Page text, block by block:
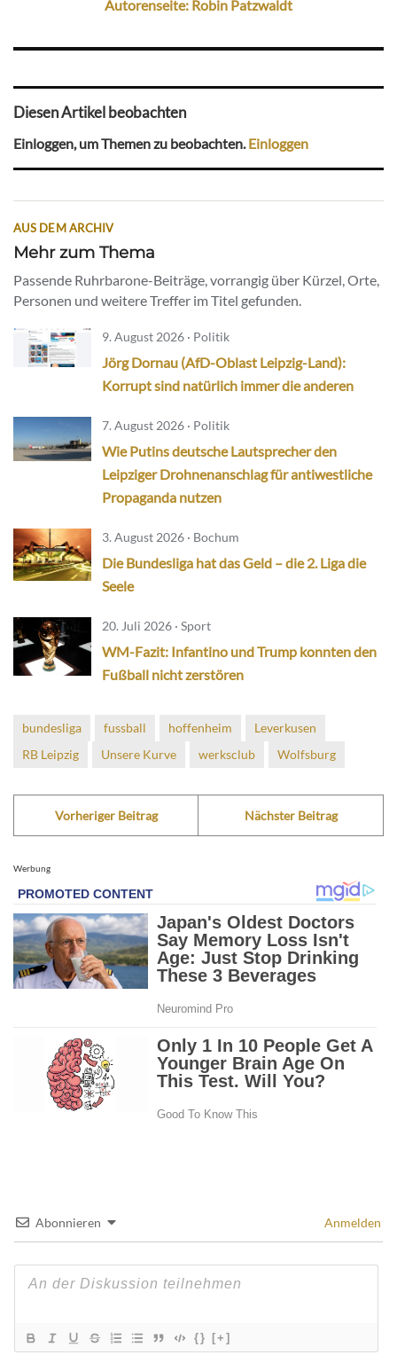
Autorenseite: Robin Patzwaldt
Diesen Artikel beobachten
Einloggen, um Themen zu beobachten.Einloggen
AUS DEM ARCHIV
Mehr zum Thema
Passende Ruhrbarone-Beiträge, vorrangig über Kürzel, Orte,
Personen und weitere Treffer im Titel gefunden.
9. August 2026 · Politik
Jörg Dornau (AfD-Oblast Leipzig-Land):
Korrupt sind natürlich immer die anderen
7. August 2026 · Politik
Wie Putins deutsche Lautsprecher den
Leipziger Drohnenanschlag für antiwestliche
Propaganda nutzen
3. August 2026 · Bochum
Die Bundesliga hat das Geld – die 2. Liga die
Seele
20. Juli 2026 · Sport
WM-Fazit: Infantino und Trump konnten den
Fußball nicht zerstören
bundesliga fussball hoffenheim
Leverkusen
RB Leipzig
Unsere Kurve werksclub Wolfsburg
Vorheriger Beitrag Nächster Beitrag
Werbung
Abonnieren Anmelden
{} [+]